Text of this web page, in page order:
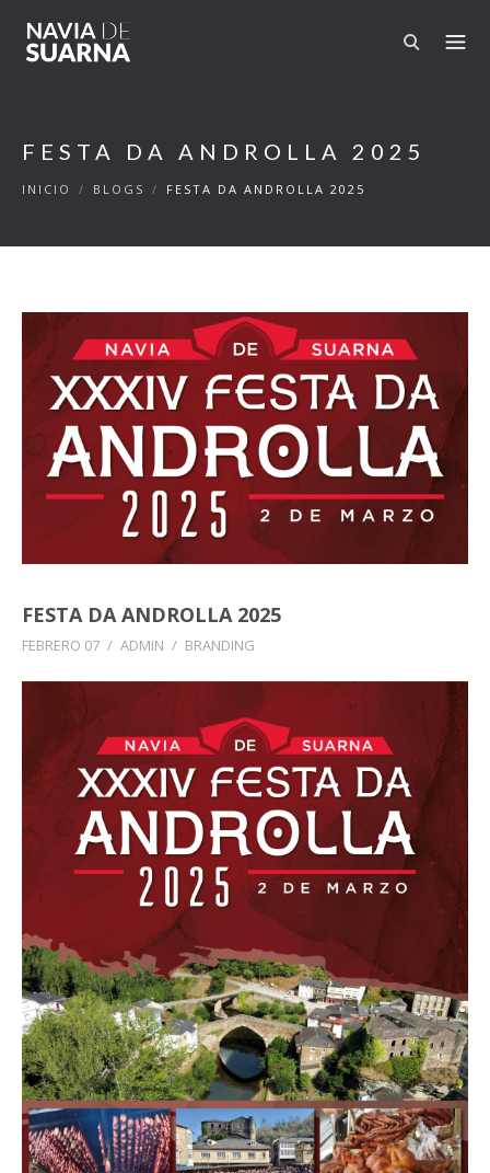
FESTA DA ANDROLLA 2025
INICIO / BLOGS / FESTA DA ANDROLLA 2025
FESTA DA ANDROLLA 2025
FEBRERO 07 / ADMIN / BRANDING